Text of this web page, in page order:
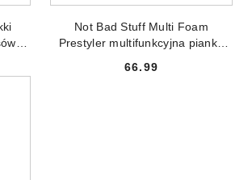
Not Bad Stuff Multi Foam
Prestyler multifunkcyjna pianka
Cena:
66.99